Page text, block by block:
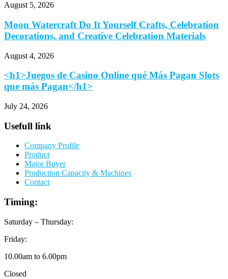
August 5, 2026
Moon Watercraft Do It Yourself Crafts, Celebration
Decorations, and Creative Celebration Materials
August 4, 2026
<h1>Juegos de Casino Online qué Más Pagan Slots
que más Pagan</h1>
July 24, 2026
Usefull link
Company Profile
Product
Major Buyer
Production Capacity & Machines
Contact
Timing:
Saturday – Thursday:
Friday:
10.00am to 6.00pm
Closed